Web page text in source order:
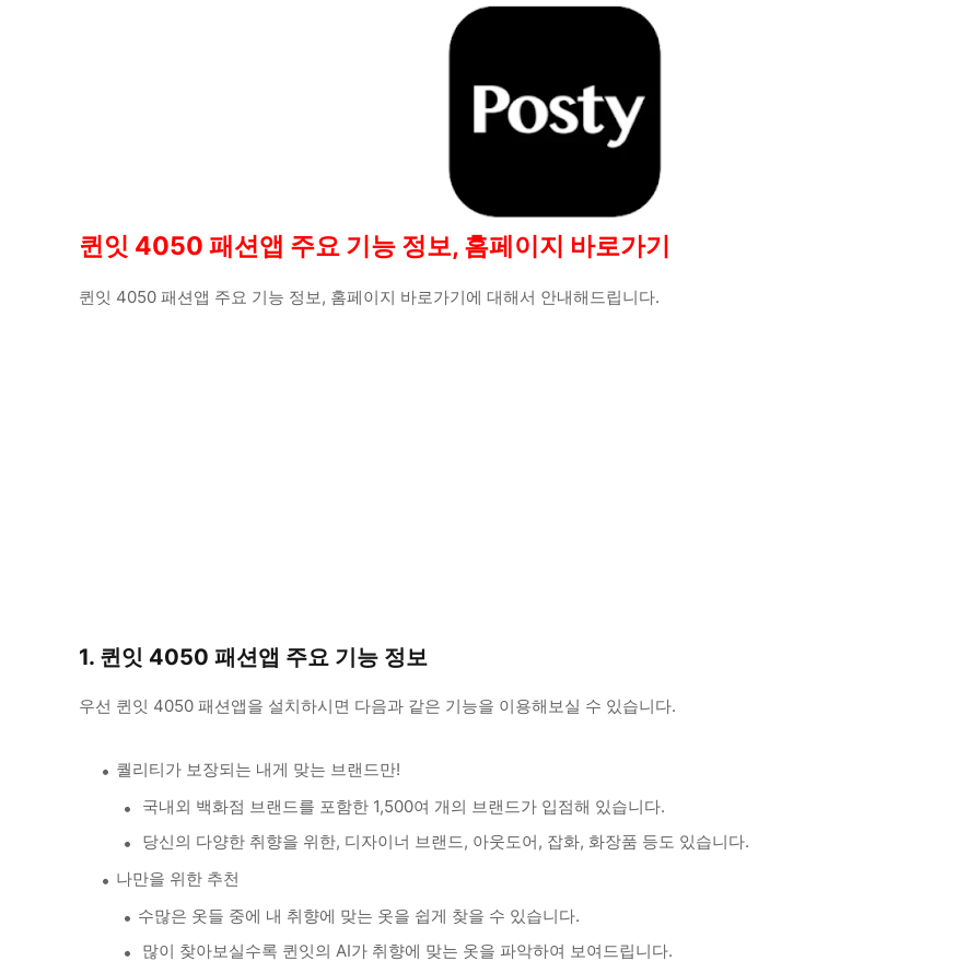
퀸잇 4050 패션앱 주요 기능 정보, 홈페이지 바로가기
퀸잇 4050 패션앱 주요 기능 정보, 홈페이지 바로가기에 대해서 안내해드립니다.
1. 퀸잇 4050 패션앱 주요 기능 정보
우선 퀸잇 4050 패션앱을 설치하시면 다음과 같은 기능을 이용해보실 수 있습니다.
퀄리티가 보장되는 내게 맞는 브랜드만!
국내외 백화점 브랜드를 포함한 1,500여 개의 브랜드가 입점해 있습니다.
당신의 다양한 취향을 위한, 디자이너 브랜드, 아웃도어, 잡화, 화장품 등도 있습니다.
나만을 위한 추천
수많은 옷들 중에 내 취향에 맞는 옷을 쉽게 찾을 수 있습니다.
많이 찾아보실수록 퀸잇의 AI가 취향에 맞는 옷을 파악하여 보여드립니다.